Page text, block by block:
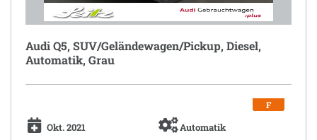
Audi Q5, SUV/Geländewagen/Pickup, Diesel,
Automatik, Grau
Okt. 2021 Automatik
F